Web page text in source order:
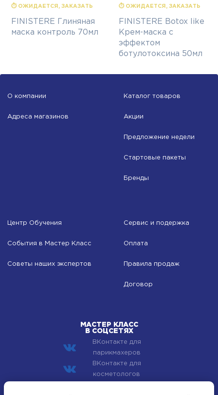
⏱ ОЖИДАЕТСЯ, ЗАКАЗАТЬ
FINISTERE Глиняная
маска контроль 70мл
⏱ ОЖИДАЕТСЯ, ЗАКАЗАТЬ
FINISTERE Botox like
Крем-маска с
эффектом
ботулотоксина 50мл
О компании
Адреса магазинов
Каталог товаров
Акции
Предложение недели
Стартовые пакеты
Бренды
Центр Обучения
События в Мастер Класс
Советы наших экспертов
Сервис и подержка
Оплата
Правила продаж
Договор
МАСТЕР КЛАСС
В СОЦСЕТЯХ
ВКонтакте для
парикмахеров
ВКонтакте для
косметологов